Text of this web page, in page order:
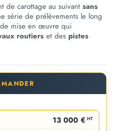
de carottage au suivant sans
série de prélèvements le long
de mise en œuvre qui
routiers et des pistes
13 000 € HT